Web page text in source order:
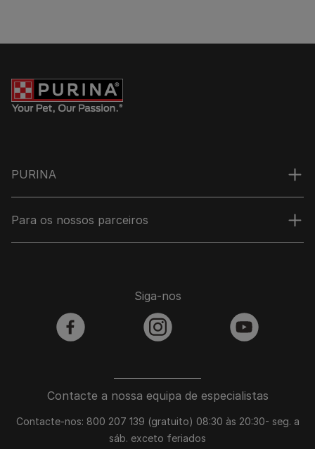
PURINA
Para os nossos parceiros
Contacte a nossa equipa de especialistas
Contacte-nos: 800 207 139 (gratuito) 08:30 às 20:30- seg. a
sáb. exceto feriados
Siga-nos
facebook instagram youtube